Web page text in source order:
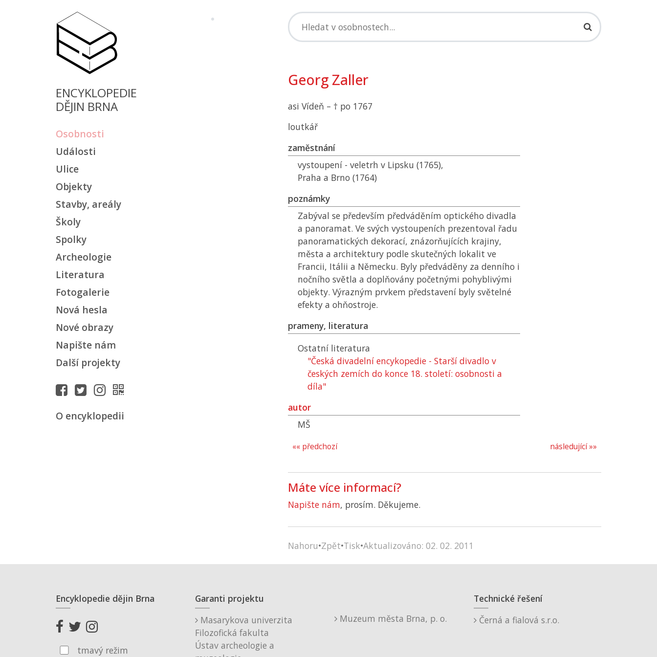
ENCYKLOPEDIE
DĚJIN BRNA
Osobnosti
Události
Ulice
Objekty
Stavby, areály
Školy
Spolky
Archeologie
Literatura
Fotogalerie
Nová hesla
Nové obrazy
Napište nám
Další projekty
O encyklopedii
Georg Zaller
asi Vídeň – † po 1767
loutkář
zaměstnání
vystoupení - veletrh v Lipsku (1765),
Praha a Brno (1764)
poznámky
Zabýval se především předváděním optického divadla
a panoramat. Ve svých vystoupeních prezentoval řadu
panoramatických dekorací, znázorňujících krajiny,
města a architektury podle skutečných lokalit ve
Francii, Itálii a Německu. Byly předváděny za denního i
nočního světla a doplňovány početnými pohyblivými
objekty. Výrazným prvkem představení byly světelné
efekty a ohňostroje.
prameny, literatura
Ostatní literatura
"Česká divadelní encykopedie - Starší divadlo v
českých zemích do konce 18. století: osobnosti a
díla"
autor
MŠ
následující »»
«« předchozí
Máte více informací?
Napište nám, prosím. Děkujeme.
Nahoru•Zpět•Tisk•Aktualizováno: 02. 02. 2011
Encyklopedie dějin Brna
tmavý režim
Garanti projektu
Masarykova univerzita
Filozofická fakulta
Ústav archeologie a
Muzeum města Brna, p. o.
Technické řešení
Černá a fialová s.r.o.